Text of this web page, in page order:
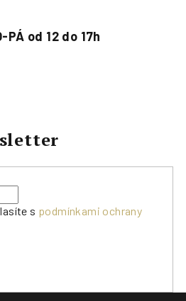
PÁ od 12 do 17h
s podmínkami ochrany